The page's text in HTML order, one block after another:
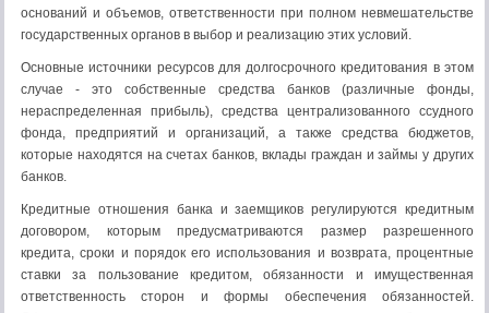
оснований и объемов, ответственности при полном невмешательстве
государственных органов в выбор и реализацию этих условий.
Основные источники ресурсов для долгосрочного кредитования в этом
случае - это собственные средства банков (различные фонды,
нераспределенная прибыль), средства централизованного ссудного
фонда, предприятий и организаций, а также средства бюджетов,
которые находятся на счетах банков, вклады граждан и займы у других
банков.
Кредитные отношения банка и заемщиков регулируются кредитным
договором, которым предусматриваются размер разрешенного
кредита, сроки и порядок его использования и возврата, процентные
ставки за пользование кредитом, обязанности и имущественная
ответственность сторон и формы обеспечения обязанностей.